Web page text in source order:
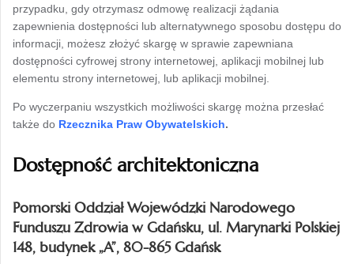
przypadku, gdy otrzymasz odmowę realizacji żądania
zapewnienia dostępności lub alternatywnego sposobu dostępu do
informacji, możesz złożyć skargę w sprawie zapewniana
dostępności cyfrowej strony internetowej, aplikacji mobilnej lub
elementu strony internetowej, lub aplikacji mobilnej.
Po wyczerpaniu wszystkich możliwości skargę można przesłać
także do Rzecznika Praw Obywatelskich.
Dostępność architektoniczna
Pomorski Oddział Wojewódzki Narodowego
Funduszu Zdrowia w Gdańsku, ul. Marynarki Polskiej
148, budynek „A”, 80-865 Gdańsk